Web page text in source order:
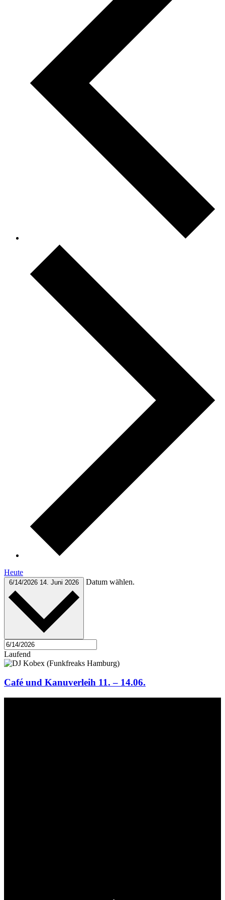
Heute
6/14/2026 14. Juni 2026 Datum wählen.
Laufend
Café und Kanuverleih 11. – 14.06.